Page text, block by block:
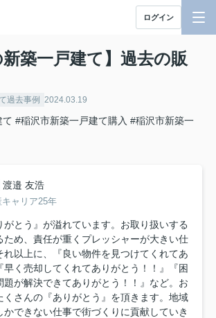
ログイン
新築一戸建て】過去の販
過去事例 2024.03.19
て #稲沢市新築一戸建て購入 #稲沢市新築一
渡邉 友浩
ャリア25年
がとう』が溢れています。お取り扱いする
ため、責任が重くプレッシャーが大きい仕
れ以上に、『良い物件を見つけてくれてあ
早く売却してくれてありがとう！！』『困
題が解決できてありがとう！！』など。お
くさんの『ありがとう』を頂きます。地域
かできない仕事で街づくりに貢献していき